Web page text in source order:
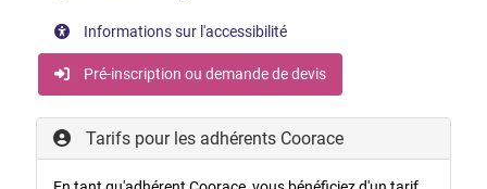
Informations sur l'accessibilité
Pré-inscription ou demande de devis
Tarifs pour les adhérents Coorace